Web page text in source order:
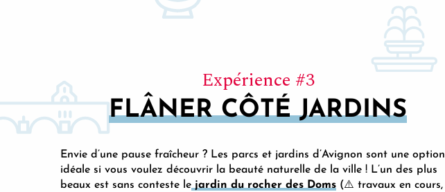
Expérience #3
FLÂNER CÔTÉ JARDINS
Envie d’une pause fraîcheur ? Les parcs et jardins d’Avignon sont une option
idéale si vous voulez découvrir la beauté naturelle de la ville ! L’un des plus
beaux est sans conteste le jardin du rocher des Doms (⚠️ travaux en cours,